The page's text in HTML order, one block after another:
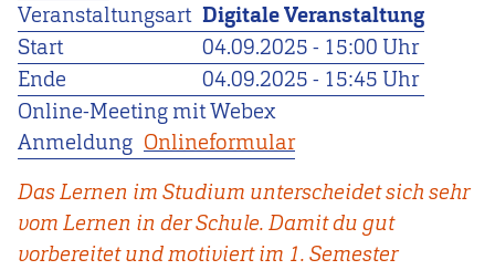
English
main
page
Veranstaltungsart Digitale Veranstaltung
Start
04.09.2025 - 15:00 Uhr
Ende
04.09.2025 - 15:45 Uhr
Online-Meeting mit Webex
Anmeldung Onlineformular
Das Lernen im Studium unterscheidet sich sehr
vom Lernen in der Schule. Damit du gut
vorbereitet und motiviert im 1. Semester